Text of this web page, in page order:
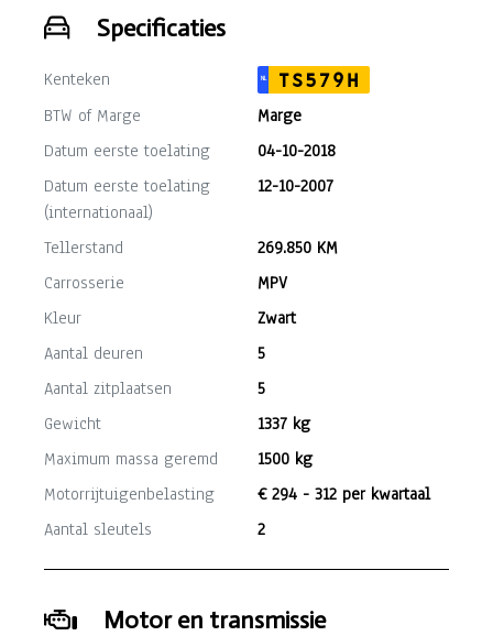
Specificaties
Kenteken NL
TS579H
BTW of Marge
Marge
Datum eerste toelating
04-10-2018
Datum eerste toelating
(internationaal)
12-10-2007
Tellerstand
269.850 KM
Carrosserie
MPV
Kleur
Zwart
Aantal deuren
5
Aantal zitplaatsen
5
Gewicht
1337 kg
Maximum massa geremd
1500 kg
Motorrijtuigenbelasting
€ 294 - 312 per kwartaal
Aantal sleutels
2
Motor en transmissie